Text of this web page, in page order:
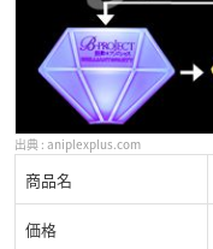
aniplexplus.com
商品名
価格